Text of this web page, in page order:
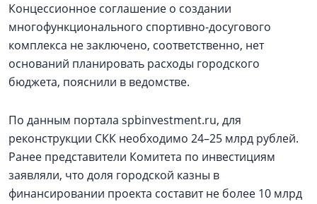
Концессионное соглашение о создании
многофункционального спортивно-досугового
комплекса не заключено, соответственно, нет
оснований планировать расходы городского
бюджета, пояснили в ведомстве.
По данным портала spbinvestment.ru, для
реконструкции СКК необходимо 24–25 млрд рублей.
Ранее представители Комитета по инвестициям
заявляли, что доля городской казны в
финансировании проекта составит не более 10 млрд